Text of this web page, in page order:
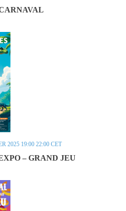
– GRAND JEU
2025 19:00 22:00 CET